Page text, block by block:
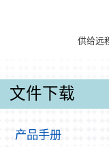
供给远
文件下载
产品手册